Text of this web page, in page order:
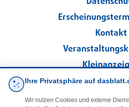
Kontakt
Ihre Privatsphäre auf
Wir nutzen Cookies und externe